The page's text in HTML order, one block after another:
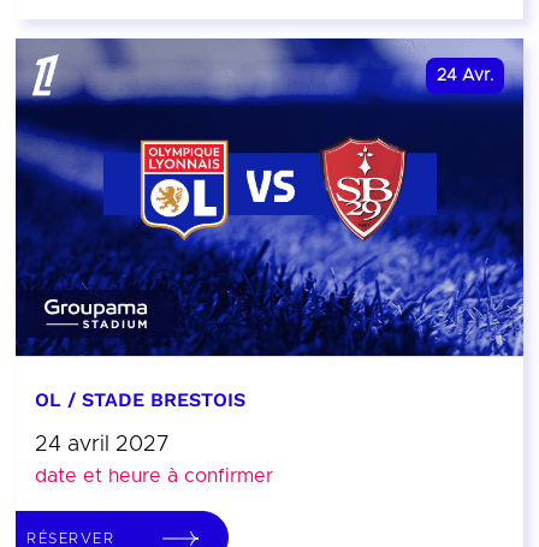
24 Avr.
OL / STADE BRESTOIS
24 avril 2027
date et heure à confirmer
RÉSERVER